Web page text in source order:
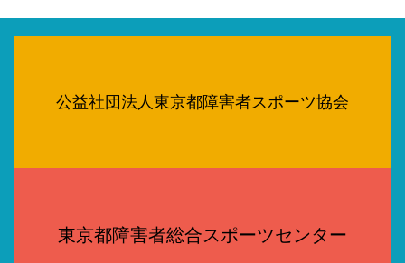
公益社団法人東京都障害者スポーツ協会
東京都障害者総合スポーツセンター